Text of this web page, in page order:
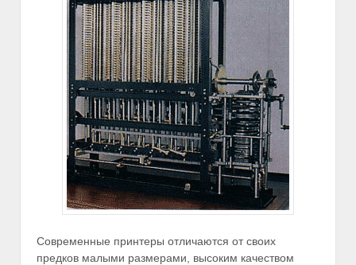
Современные принтеры отличаются от своих
предков малыми размерами, высоким качеством